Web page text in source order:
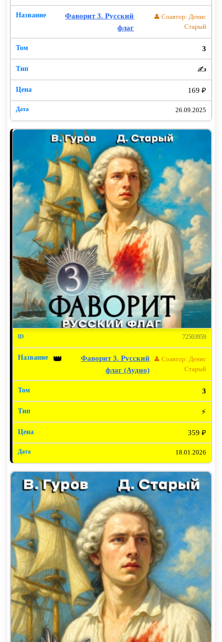
Фаворит 3. Русский
флаг
👤 Соавтор: Денис
Старый
3
✍️
169 ₽
26.09.2025
72503959
👑
Фаворит 3. Русский
флаг (Аудио)
👤 Соавтор: Денис
Старый
3
⚡
359 ₽
18.01.2026